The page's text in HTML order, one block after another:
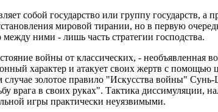
собой государство или группу государств,
мировой тирании, но в первую
ними - лишь часть стратегии господства.
войны от классических, - необъявленная
характер и атакует своих жертв с
золотое правило "Искусства войны"
врага в своих руках". Тактика диссимуляции,
игры практически неуязвимыми.